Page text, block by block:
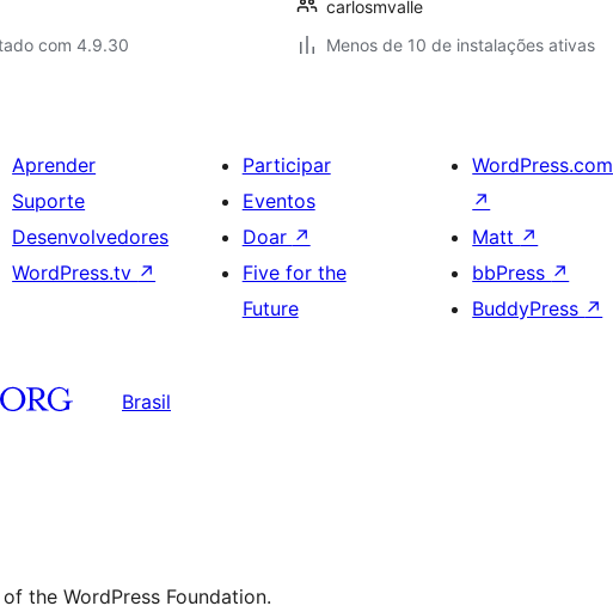
com 4.9.30
carlosmvalle
Menos de 10 de instalações ativas
Aprender
Suporte
Desenvolvedores
WordPress.tv ↗
Participar
Eventos
Doar ↗
Five for the
Future
WordPress.com
↗
Matt ↗
bbPress ↗
BuddyPress ↗
Brasil
the WordPress Foundation.